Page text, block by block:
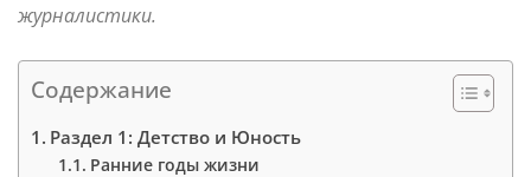
журналистики.
Содержание
Раздел 1: Детство и Юность
Ранние годы жизни